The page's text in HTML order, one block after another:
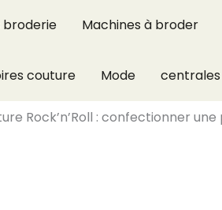
broderie Machines à broder
couture Mode
Rock’n’Roll : confectionner